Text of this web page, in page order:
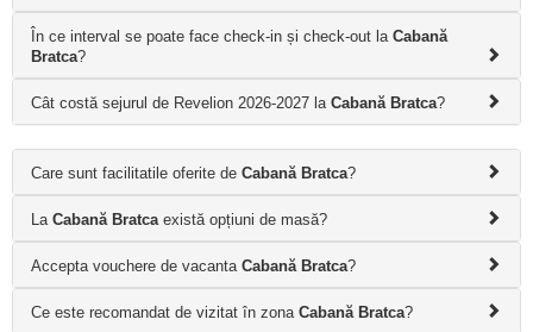
În ce interval se poate face check-in și check-out la Cabană
Bratca?
Cât costă sejurul de Revelion 2026-2027 la Cabană Bratca?
Care sunt facilitatile oferite de Cabană Bratca?
La Cabană Bratcaexistă opțiuni de masă?
Accepta vouchere de vacanta Cabană Bratca?
Ce este recomandat de vizitat în zona Cabană Bratca?